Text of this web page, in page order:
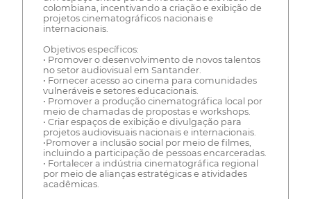
colombiana, incentivando a criação e exibição de
projetos cinematográficos nacionais e
internacionais.
Objetivos específicos:
• Promover o desenvolvimento de novos talentos
no setor audiovisual em Santander.
• Fornecer acesso ao cinema para comunidades
vulneráveis e setores educacionais.
• Promover a produção cinematográfica local por
meio de chamadas de propostas e workshops.
• Criar espaços de exibição e divulgação para
projetos audiovisuais nacionais e internacionais.
•Promover a inclusão social por meio de filmes,
incluindo a participação de pessoas encarceradas.
• Fortalecer a indústria cinematográfica regional
por meio de alianças estratégicas e atividades
acadêmicas.